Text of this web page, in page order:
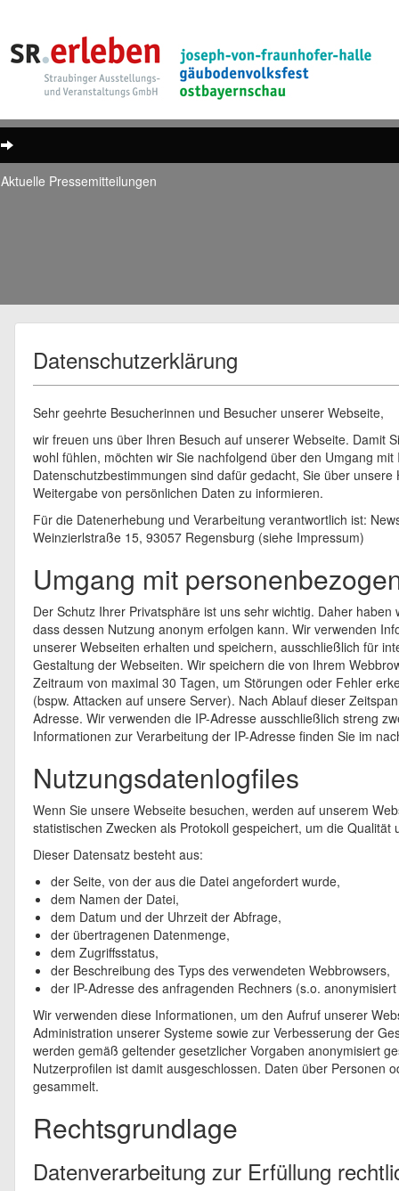
Aktuelle Pressemitteilungen
Datenschutzerklärung
Sehr geehrte Besucherinnen und Besucher unserer Webseite,
wir freuen uns über Ihren Besuch auf unserer Webseite. Damit
wohl fühlen, möchten wir Sie nachfolgend über den Umgang
Datenschutzbestimmungen sind dafür gedacht, Sie über
Weitergabe von persönlichen Daten zu informieren.
Für die Datenerhebung und Verarbeitung verantwortlich ist:
Weinzierlstraße 15, 93057 Regensburg (siehe Impressum)
Umgang mit
Der Schutz Ihrer Privatsphäre ist uns sehr wichtig. Daher
dass dessen Nutzung anonym erfolgen kann. Wir verwenden
unserer Webseiten erhalten und speichern, ausschließlich für
Gestaltung der Webseiten. Wir speichern die von Ihrem
Zeitraum von maximal 30 Tagen, um Störungen oder Fehler
(bspw. Attacken auf unsere Server). Nach Ablauf dieser
Adresse. Wir verwenden die IP-Adresse ausschließlich streng
Informationen zur Verarbeitung der IP-Adresse finden Sie im
Nutzungsdatenlogfiles
Wenn Sie unsere Webseite besuchen, werden auf unserem
statistischen Zwecken als Protokoll gespeichert, um die
Dieser Datensatz besteht aus:
der Seite, von der aus die Datei angefordert wurde,
dem Namen der Datei,
dem Datum und der Uhrzeit der Abfrage,
der übertragenen Datenmenge,
dem Zugriffsstatus,
der Beschreibung des Typs des verwendeten Webbrowsers,
der IP-Adresse des anfragenden Rechners (s.o.
Wir verwenden diese Informationen, um den Aufruf unserer
Administration unserer Systeme sowie zur Verbesserung der
werden gemäß geltender gesetzlicher Vorgaben anonymisiert
Nutzerprofilen ist damit ausgeschlossen. Daten über Personen
gesammelt.
Rechtsgrundlage
Datenverarbeitung zur Erfüllung